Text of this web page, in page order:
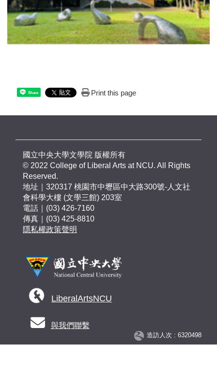
Share Print this page
國立中央大學文學院 版權所有
© 2022 College of Liberal Arts at NCU. All Rights
Reserved.
地址｜320317 桃園市中壢區中大路300號-人文社
會科學大樓 (文學三館) 203室
電話｜(03) 426-7160
傳真｜(03) 425-8810
隱私權政策聲明
LiberalArtsNCU
與我們聯繫
造訪人次 : 6320498